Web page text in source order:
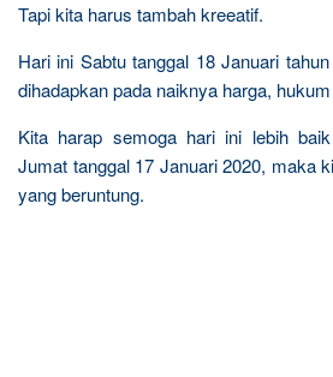
Tapi kita harus tambah kreeatif.
Hari ini Sabtu tanggal 18 Januari
dihadapkan pada naiknya harga,
Kita harap semoga hari ini lebih
Jumat tanggal 17 Januari 2020, maka
yang beruntung.